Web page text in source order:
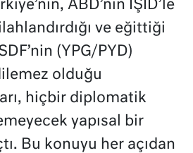
ABD’nin IŞİD’le
ve eğittiği
(YPG/PYD)
olduğu
hiçbir diplomatik
yapısal bir
Bu konuyu her açıdan